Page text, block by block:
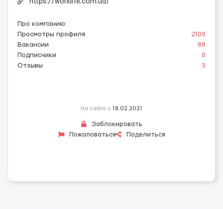
https://worklife.com.ua/
Про компанию:
Просмотры профиля
2109
Вакансии
88
Подписчики
0
Отзывы
3
На сайте с 18.02.2021
Заблокировать
Пожаловаться
Поделиться